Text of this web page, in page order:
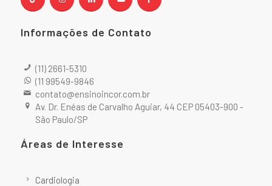
Informações de Contato
(11) 2661-5310
(11 99549-9846
contato@ensinoincor.com.br
Av. Dr. Enéas de Carvalho Aguiar, 44 CEP 05403-900 -
São Paulo/SP
Áreas de Interesse
Cardiologia